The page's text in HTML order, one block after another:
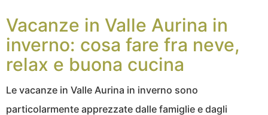
Vacanze in Valle Aurina in
inverno: cosa fare fra neve,
relax e buona cucina
Le vacanze in Valle Aurina in inverno sono
particolarmente apprezzate dalle famiglie e dagli